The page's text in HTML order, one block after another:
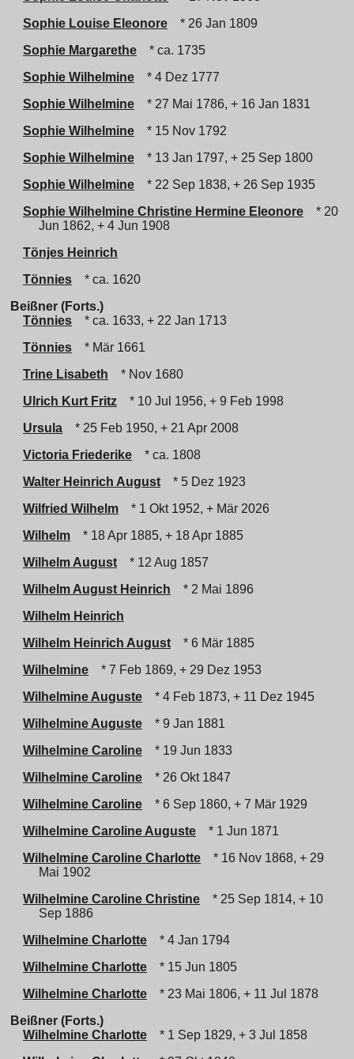
Sophie Louise Eleonore
* 26 Jan 1809
Sophie Margarethe
* ca. 1735
Sophie Wilhelmine
* 4 Dez 1777
Sophie Wilhelmine
* 27 Mai 1786, + 16 Jan 1831
Sophie Wilhelmine
* 15 Nov 1792
Sophie Wilhelmine
* 13 Jan 1797, + 25 Sep 1800
Sophie Wilhelmine
* 22 Sep 1838, + 26 Sep 1935
Sophie Wilhelmine Christine Hermine Eleonore
* 20
Jun 1862, + 4 Jun 1908
Tönjes Heinrich
Tönnies
* ca. 1620
Beißner (Forts.)
Tönnies
* ca. 1633, + 22 Jan 1713
Tönnies
* Mär 1661
Trine Lisabeth
* Nov 1680
Ulrich Kurt Fritz
* 10 Jul 1956, + 9 Feb 1998
Ursula
* 25 Feb 1950, + 21 Apr 2008
Victoria Friederike
* ca. 1808
Walter Heinrich August
* 5 Dez 1923
Wilfried Wilhelm
* 1 Okt 1952, + Mär 2026
Wilhelm
* 18 Apr 1885, + 18 Apr 1885
Wilhelm August
* 12 Aug 1857
Wilhelm August Heinrich
* 2 Mai 1896
Wilhelm Heinrich
Wilhelm Heinrich August
* 6 Mär 1885
Wilhelmine
* 7 Feb 1869, + 29 Dez 1953
Wilhelmine Auguste
* 4 Feb 1873, + 11 Dez 1945
Wilhelmine Auguste
* 9 Jan 1881
Wilhelmine Caroline
* 19 Jun 1833
Wilhelmine Caroline
* 26 Okt 1847
Wilhelmine Caroline
* 6 Sep 1860, + 7 Mär 1929
Wilhelmine Caroline Auguste
* 1 Jun 1871
Wilhelmine Caroline Charlotte
* 16 Nov 1868, + 29
Mai 1902
Wilhelmine Caroline Christine
* 25 Sep 1814, + 10
Sep 1886
Wilhelmine Charlotte
* 4 Jan 1794
Wilhelmine Charlotte
* 15 Jun 1805
Wilhelmine Charlotte
* 23 Mai 1806, + 11 Jul 1878
Beißner (Forts.)
Wilhelmine Charlotte
* 1 Sep 1829, + 3 Jul 1858